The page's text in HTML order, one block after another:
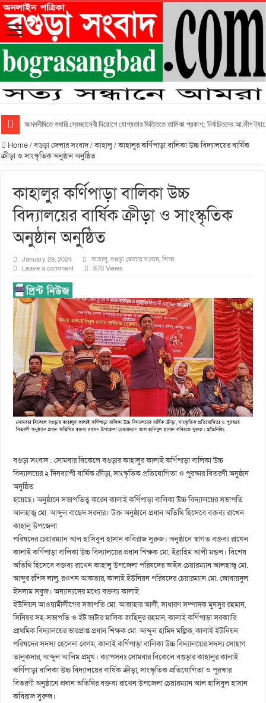
আদমদীঘিতে শুমারি স্বেচ্ছাসেবী নিয়োগে যোগ্যতার ভিত্তিতে তালিকা প্রকাশ; নির্বাচিতদের আ.লীগ
Home/বগুড়া জেলার সংবাদ/কাহালু/কাহালুর কর্ণিপাড়া বালিকা উচ্চ বিদ্যালয়ের বার্ষিক
ক্রীড়া ও সাংস্কৃতিক অনুষ্ঠান অনুষ্ঠিত
কাহালুর কর্ণিপাড়া বালিকা উচ্চ
বিদ্যালয়ের বার্ষিক ক্রীড়া ও সাংস্কৃতিক
অনুষ্ঠান অনুষ্ঠিত
January 29, 2024 কাহালু,বগুড়া জেলার সংবাদ,শিক্ষা
Leave a comment
870 Views
বগুড়া সংবাদ : সোমবার বিকেলে বগুড়ার কাহালুর কালাই কর্ণিপাড়া বালিকা উচ্চ
বিদ্যালয়ের ২ দিনব্যাপী বার্ষিক ক্রীড়া, সাংস্কৃতিক প্রতিযোগিতা ও পুরস্কার বিতরণী অনুষ্ঠান
অনুষ্ঠিত
হয়েছে। অনুষ্ঠানে সভাপতিত্ব করেন কালাই কর্ণিপাড়া বালিকা উচ্চ বিদ্যালয়ের সভাপতি
আলহাজ্ব মো. আব্দুল বাছেদ সরদার। উক্ত অনুষ্ঠানে প্রধান অতিথি হিসেবে বক্তব্য রাখেন
কাহালু উপজেলা
পরিষদের চেয়ারম্যান আল হাসিবুল হাসান কবিরাজ সুরুজ। অনুষ্ঠানে স্বাগত বক্তব্য রাখেন
কালাই কর্ণিপাড়া বালিকা উচ্চ বিদ্যালয়ের প্রধান শিক্ষক মো. ইব্রাহিম আলী মন্ডল। বিশেষ
অতিথি হিসেবে বক্তব্য রাখেন কাহালু উপজেলা পরিষদের ভাইস চেয়ারম্যান আলহাজ্ব মো.
আব্দুর রশিদ লালু, রওশন আকতার, কালাই ইউনিয়ন পরিষদের চেয়ারম্যান মো. জোবায়দুল
ইসলাম সবুজ। অন্যান্যদের মধ্যে বক্তব্য কালাই
ইউনিয়ন আওয়ামীলীগের সভাপতি মো. আজাহার আলী, সাধারণ সম্পাদক মুনসুর রহমান,
সিনিয়র সহ-সভাপতি ও ইট ভাটার মালিক জাহিদুর রহমান, কালাই কর্ণিপাড়া সরকাারি
প্রাথমিক বিদ্যালয়ের ভারপ্রাপ্ত প্রধান শিক্ষক মো. আব্দুল হামিদ মল্লিক, কালাই ইউনিয়ন
পরিষদের সদস্য হেলেনা বেগম, কালাই কর্ণিপাড়া বালিকা উচ্চ বিদ্যালয়ের সদস্য সোহাগ
তালুকদার, আব্দুল আলিম প্রমূখ। ক্যাপসনঃ সোমবার বিকেলে বগুড়ার কাহালুর কালাই
কর্ণিপাড়া বালিকা উচ্চ বিদ্যালয়ের বার্ষিক ক্রীড়া, সাংস্কৃতিক প্রতিযোগিতা ও পুরস্কার
বিতরণী অনুষ্ঠানে প্রধান অতিথির বক্তব্য রাখেন উপজেলা চেয়ারম্যান আল হাসিবুল হাসান
কবিরাজ সুরুজ।